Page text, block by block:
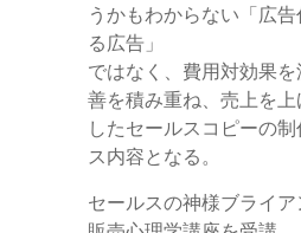
うかもわからない「広
る広告」
ではなく、費用対効果
善を積み重ね、売上を
したセールスコピーの
ス内容となる。
セールスの神様ブライ